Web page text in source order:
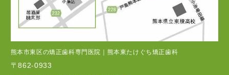
熊本市東区の矯正歯科専門医院｜熊本東たけぐち矯正歯科
〒862-0933